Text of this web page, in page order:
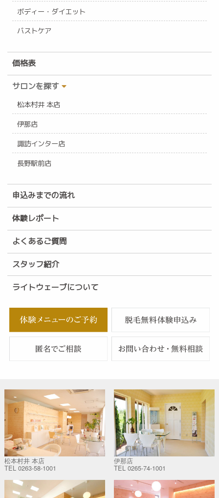
ボディー・ダイエット
バストケア
価格表
サロンを探す
松本村井 本店
伊那店
諏訪インター店
長野駅前店
申込みまでの流れ
体験レポート
よくあるご質問
スタッフ紹介
ライトウェーブについて
松本村井 本店
TEL 0263-58-1001
伊那店
TEL 0265-74-1001